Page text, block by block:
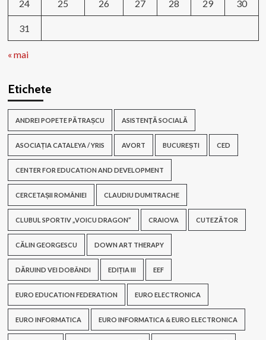
24 25 26 27 28 29 30
31
« mai
Etichete
ANDREI POPETE PĂTRAȘCU ASISTENŢĂ SOCIALĂ
ASOCIAȚIA CATALEYA / YRIS AVORT BUCUREȘTI CED
CENTER FOR EDUCATION AND DEVELOPMENT
CERCETAȘII ROMÂNIEI CLAUDIU DUMITRACHE
CLUBUL SPORTIV „VOICU DRAGON” CRAIOVA CUTEZĂTOR
CĂLIN GEORGESCU DOWN ART THERAPY
DĂRUIND VEI DOBÂNDI EDIȚIA III EEF
EURO EDUCATION FEDERATION EURO ELECTRONICA
EURO INFORMATICA EURO INFORMATICA & EURO ELECTRONICA